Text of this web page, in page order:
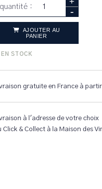
quantité : -
AJOUTER AU
PANIER
EN STOCK
gratuite en France à
à l'adresse de votre choix
Click & Collect à la Maison des